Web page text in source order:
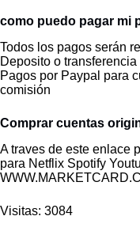
como puedo pagar mi
Todos los pagos serán
Deposito o
Pagos por Paypal para
comisión
Comprar cuentas
A traves de este enlace
para Netflix Spotify
Visitas: 3084